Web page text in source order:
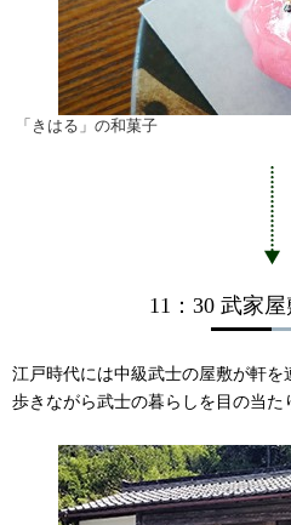
「きはる」の和菓子
11：30 武家屋
江戸時代には中級武士の屋敷が軒
歩きながら武士の暮らしを目の当た